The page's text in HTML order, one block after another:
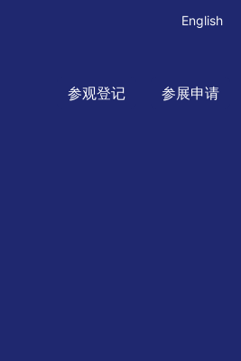
English
参观登记 参展申请